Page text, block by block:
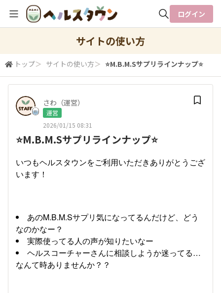
検索
ログイン
サイトの使い方
トップ＞ サイトの使い方＞ ⭐M.B.M.Sサプリラインナップ⭐
さわ（運営）
運営
2026/01/15 08:31
⭐M.B.M.Sサプリラインナップ⭐
いつもヘルスタウンをご利用いただきありがとうござ
います！
あのM.B.M.Sサプリ気になってるんだけど、どう
なのかなー？
実際使ってる人の声が知りたいなー
ヘルスコーチャーさんに相談しようか迷ってる…
なんて時ありませんか？？